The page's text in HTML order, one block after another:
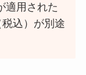
適用された
込）が別途